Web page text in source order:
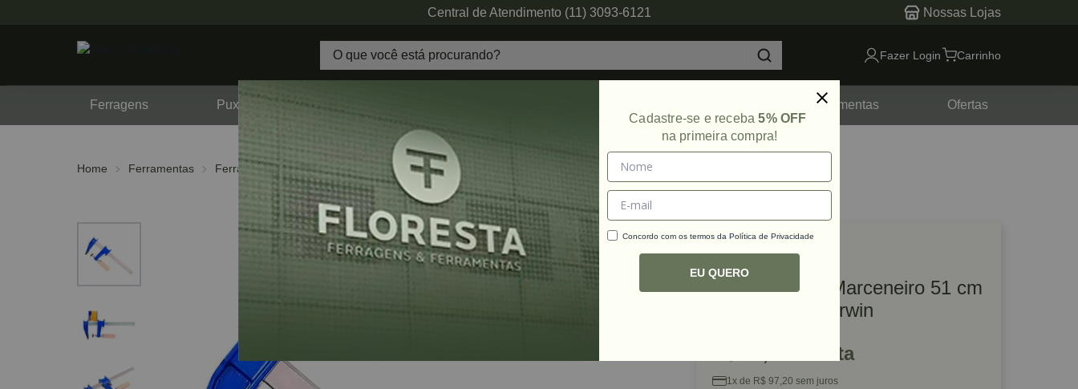
Central de Atendimento (11) 3093-6121 Nossas Lojas
Fazer Login Carrinho
Ferragens Puxadores Ferramentas Ofertas
Home Ferramentas Ferramentas Manuais Grampo Sargento
Ref: 67498
Grampo para Marceneiro 51 cm
20 Polegadas Irwin
R$ 97,20 à vista
1x de R$ 97,20 sem juros
Cadastre-se e receba5% OFF
na primeira compra!
Concordo com os termos da Política de Privacidade
EU QUERO